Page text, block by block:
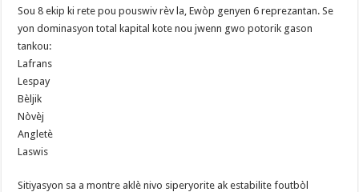
Sou 8 ekip ki rete pou pouswiv rèv la, Ewòp genyen 6 reprezantan. Se
yon dominasyon total kapital kote nou jwenn gwo potorik gason
tankou:
Lafrans
Lespay
Bèljik
Nòvèj
Angletè
Laswis
Sitiyasyon sa a montre aklè nivo siperyorite ak estabilite foutbòl